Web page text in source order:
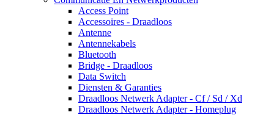
Access Point
Accessoires - Draadloos
Antenne
Antennekabels
Bluetooth
Bridge - Draadloos
Data Switch
Diensten & Garanties
Draadloos Netwerk Adapter - Cf / Sd / Xd
Draadloos Netwerk Adapter - Homeplug